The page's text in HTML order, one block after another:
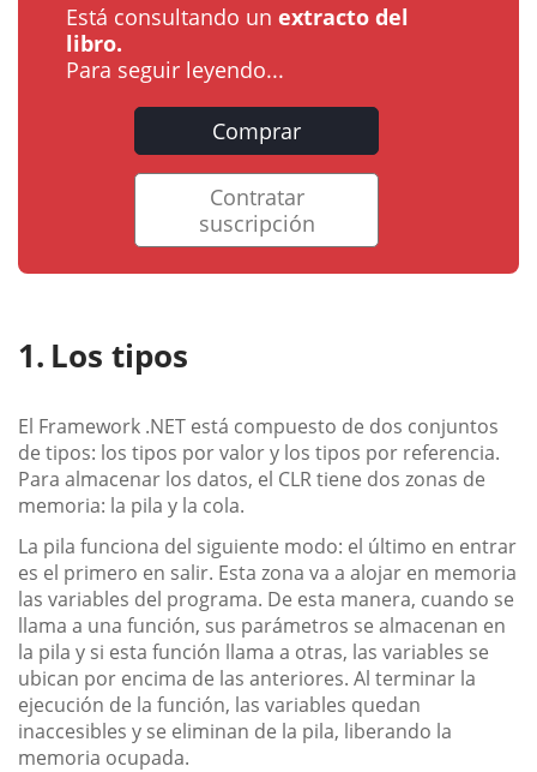
Está consultando un extracto del
libro.
Para seguir leyendo...
Comprar
Contratar
suscripción
Los tipos
El Framework .NET está compuesto de dos conjuntos
de tipos: los tipos por valor y los tipos por referencia.
Para almacenar los datos, el CLR tiene dos zonas de
memoria: la pila y la cola.
La pila funciona del siguiente modo: el último en entrar
es el primero en salir. Esta zona va a alojar en memoria
las variables del programa. De esta manera, cuando se
llama a una función, sus parámetros se almacenan en
la pila y si esta función llama a otras, las variables se
ubican por encima de las anteriores. Al terminar la
ejecución de la función, las variables quedan
inaccesibles y se eliminan de la pila, liberando la
memoria ocupada.